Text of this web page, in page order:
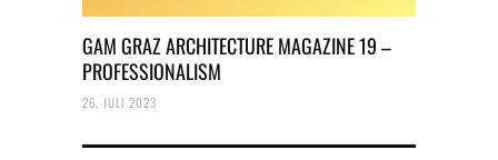
GAM GRAZ ARCHITECTURE MAGAZINE 19 –
PROFESSIONALISM
26. JULI 2023